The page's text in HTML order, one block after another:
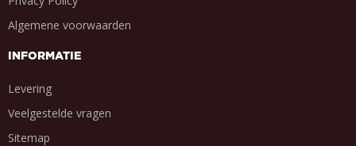
Algemene voorwaarden
INFORMATIE
Levering
Veelgestelde vragen
Sitemap